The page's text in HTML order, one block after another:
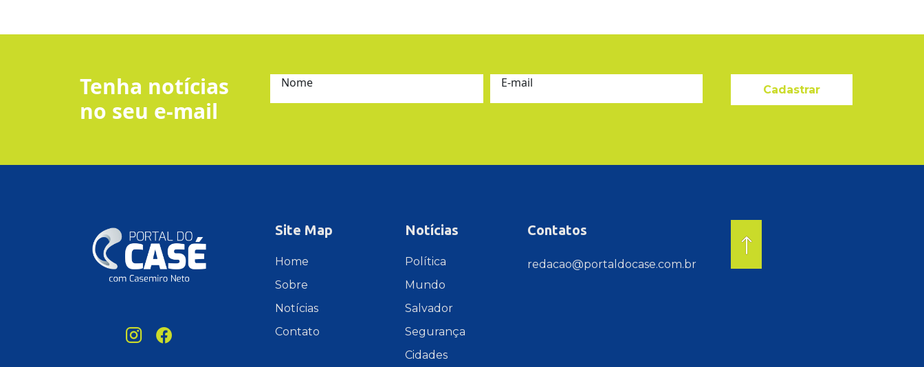
Tenha notícias
no seu e-mail
Nome E-mail Cadastrar
Site Map
Home
Sobre
Notícias
Contato
Notícias
Política
Mundo
Salvador
Segurança
Cidades
Contatos
redacao@portaldocase.com.br